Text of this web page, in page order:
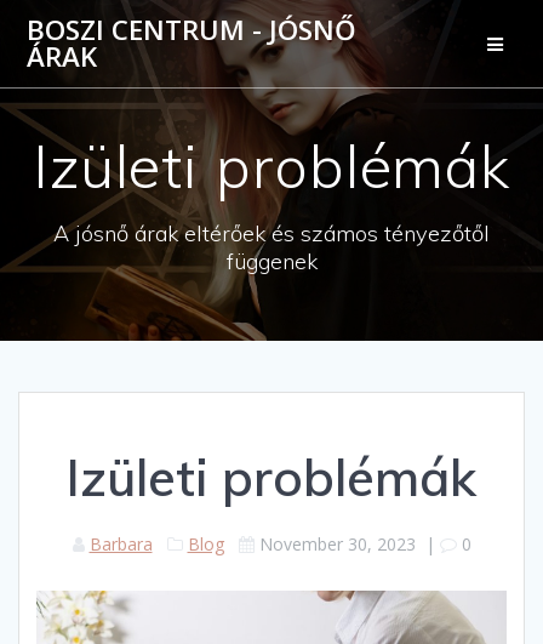
Skip
to
content
BOSZI CENTRUM - JÓSNŐ
ÁRAK
Izületi problémák
A jósnő árak eltérőek és számos tényezőtől
függenek
Izületi problémák
Barbara Blog November 30, 2023 | 0